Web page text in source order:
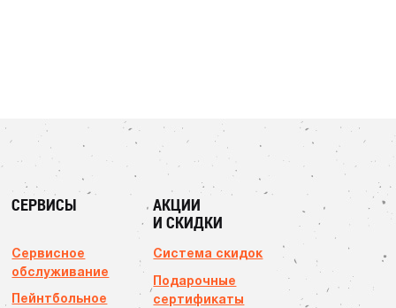
СЕРВИСЫ
Сервисное
обслуживание
Пейнтбольное
АКЦИИ
И СКИДКИ
Система скидок
Подарочные
сертификаты